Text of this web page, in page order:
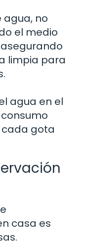
agua, no
el medio
limpia para
agua en el
cada gota
casa es